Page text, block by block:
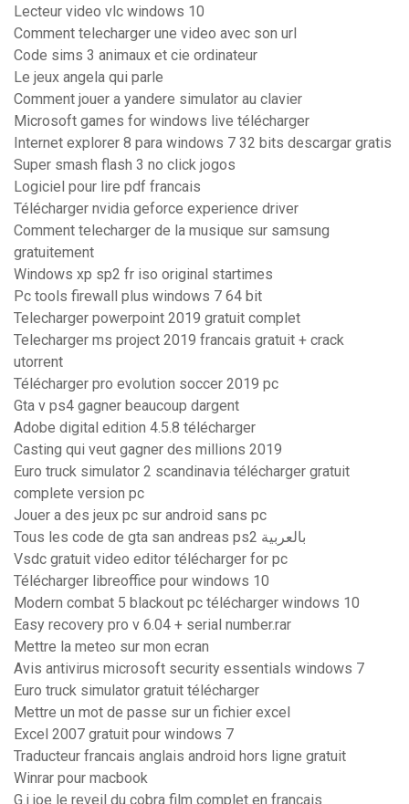
Lecteur video vlc windows 10
Comment telecharger une video avec son url
Code sims 3 animaux et cie ordinateur
Le jeux angela qui parle
Comment jouer a yandere simulator au clavier
Microsoft games for windows live télécharger
Internet explorer 8 para windows 7 32 bits descargar gratis
Super smash flash 3 no click jogos
Logiciel pour lire pdf francais
Télécharger nvidia geforce experience driver
Comment telecharger de la musique sur samsung
gratuitement
Windows xp sp2 fr iso original startimes
Pc tools firewall plus windows 7 64 bit
Telecharger powerpoint 2019 gratuit complet
Telecharger ms project 2019 francais gratuit + crack
utorrent
Télécharger pro evolution soccer 2019 pc
Gta v ps4 gagner beaucoup dargent
Adobe digital edition 4.5.8 télécharger
Casting qui veut gagner des millions 2019
Euro truck simulator 2 scandinavia télécharger gratuit
complete version pc
Jouer a des jeux pc sur android sans pc
Tous les code de gta san andreas ps2 بالعربية
Vsdc gratuit video editor télécharger for pc
Télécharger libreoffice pour windows 10
Modern combat 5 blackout pc télécharger windows 10
Easy recovery pro v 6.04 + serial number.rar
Mettre la meteo sur mon ecran
Avis antivirus microsoft security essentials windows 7
Euro truck simulator gratuit télécharger
Mettre un mot de passe sur un fichier excel
Excel 2007 gratuit pour windows 7
Traducteur francais anglais android hors ligne gratuit
Winrar pour macbook
G.i joe le reveil du cobra film complet en francais